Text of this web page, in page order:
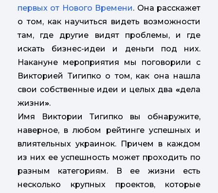
первых от Нового Времени. Она расскажет
о том, как научиться видеть возможности
там, где другие видят проблемы, и где
искать бизнес-идеи и деньги под них.
Накануне мероприятия мы поговорили с
Викторией Тигипко о том, как она нашла
свои собственные идеи и целых два «дела
жизни».
Имя Виктории Тигипко вы обнаружите,
наверное, в любом рейтинге успешных и
влиятельных украинок. Причем в каждом
из них ее успешность может проходить по
разным категориям. В ее жизни есть
несколько крупных проектов, которые